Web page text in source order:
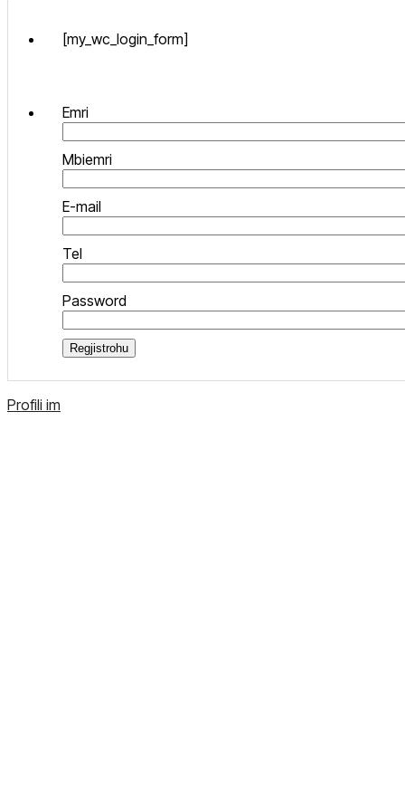
[my_wc_login_form]
Emri
Mbiemri
E-mail
Tel
Password
Regjistrohu
Profili im